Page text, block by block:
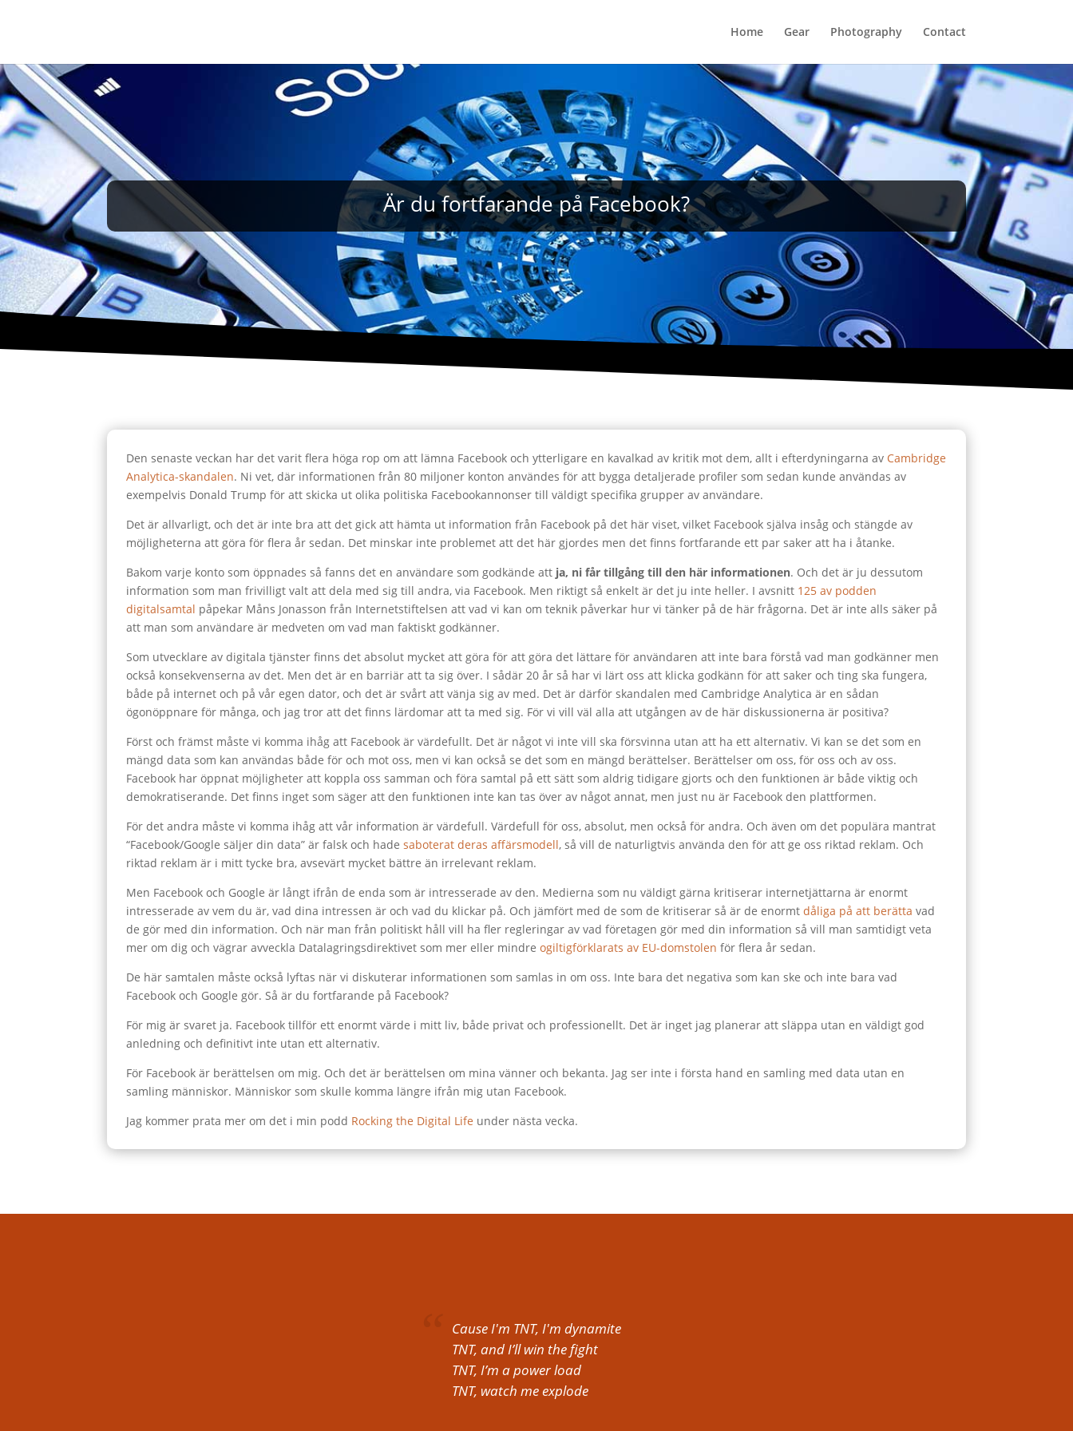
Home Gear Photography Contact
Är du fortfarande på Facebook?
Den senaste veckan har det varit flera höga rop om att lämna Facebook och ytterligare en kavalkad av kritik mot dem, allt i efterdyningarna av Cambridge
Analytica-skandalen. Ni vet, där informationen från 80 miljoner konton användes för att bygga detaljerade profiler som sedan kunde användas av
exempelvis Donald Trump för att skicka ut olika politiska Facebookannonser till väldigt specifika grupper av användare.
Det är allvarligt, och det är inte bra att det gick att hämta ut information från Facebook på det här viset, vilket Facebook själva insåg och stängde av
möjligheterna att göra för flera år sedan. Det minskar inte problemet att det här gjordes men det finns fortfarande ett par saker att ha i åtanke.
Bakom varje konto som öppnades så fanns det en användare som godkände att ja, ni får tillgång till den här informationen. Och det är ju dessutom
information som man frivilligt valt att dela med sig till andra, via Facebook. Men riktigt så enkelt är det ju inte heller. I avsnitt 125 av podden
digitalsamtal påpekar Måns Jonasson från Internetstiftelsen att vad vi kan om teknik påverkar hur vi tänker på de här frågorna. Det är inte alls säker på
att man som användare är medveten om vad man faktiskt godkänner.
Som utvecklare av digitala tjänster finns det absolut mycket att göra för att göra det lättare för användaren att inte bara förstå vad man godkänner men
också konsekvenserna av det. Men det är en barriär att ta sig över. I sådär 20 år så har vi lärt oss att klicka godkänn för att saker och ting ska fungera,
både på internet och på vår egen dator, och det är svårt att vänja sig av med. Det är därför skandalen med Cambridge Analytica är en sådan
ögonöppnare för många, och jag tror att det finns lärdomar att ta med sig. För vi vill väl alla att utgången av de här diskussionerna är positiva?
Först och främst måste vi komma ihåg att Facebook är värdefullt. Det är något vi inte vill ska försvinna utan att ha ett alternativ. Vi kan se det som en
mängd data som kan användas både för och mot oss, men vi kan också se det som en mängd berättelser. Berättelser om oss, för oss och av oss.
Facebook har öppnat möjligheter att koppla oss samman och föra samtal på ett sätt som aldrig tidigare gjorts och den funktionen är både viktig och
demokratiserande. Det finns inget som säger att den funktionen inte kan tas över av något annat, men just nu är Facebook den plattformen.
För det andra måste vi komma ihåg att vår information är värdefull. Värdefull för oss, absolut, men också för andra. Och även om det populära mantrat
“Facebook/Google säljer din data” är falsk och hadesaboterat deras affärsmodell, så vill de naturligtvis använda den för att ge oss riktad reklam. Och
riktad reklam är i mitt tycke bra, avsevärt mycket bättre än irrelevant reklam.
Men Facebook och Google är långt ifrån de enda som är intresserade av den. Medierna som nu väldigt gärna kritiserar internetjättarna är enormt
intresserade av vem du är, vad dina intressen är och vad du klickar på. Och jämfört med de som de kritiserar så är de enormtdåliga på att berätta vad
de gör med din information. Och när man från politiskt håll vill ha fler regleringar av vad företagen gör med din information så vill man samtidigt veta
mer om dig och vägrar avveckla Datalagringsdirektivet som mer eller mindreogiltigförklarats av EU-domstolen för flera år sedan.
De här samtalen måste också lyftas när vi diskuterar informationen som samlas in om oss. Inte bara det negativa som kan ske och inte bara vad
Facebook och Google gör. Så är du fortfarande på Facebook?
För mig är svaret ja. Facebook tillför ett enormt värde i mitt liv, både privat och professionellt. Det är inget jag planerar att släppa utan en väldigt god
anledning och definitivt inte utan ett alternativ.
För Facebook är berättelsen om mig. Och det är berättelsen om mina vänner och bekanta. Jag ser inte i första hand en samling med data utan en
samling människor. Människor som skulle komma längre ifrån mig utan Facebook.
Jag kommer prata mer om det i min podd Rocking the Digital Life under nästa vecka.
Cause I'm TNT, I'm dynamite
TNT, and I’ll win the fight
TNT, I’m a power load
TNT, watch me explode